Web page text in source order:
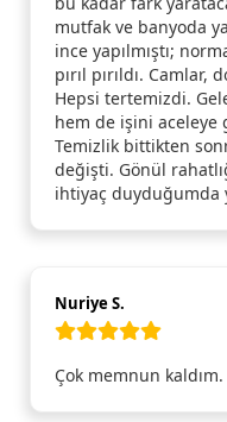
mutfak ve banyoda
ince yapılmıştı;
pırıl pırıldı.
Hepsi tertemizdi.
hem de işini aceleye
Temizlik bittikten
değişti. Gönül
ihtiyaç duyduğumda
Nuriye S.
Çok memnun kaldım.